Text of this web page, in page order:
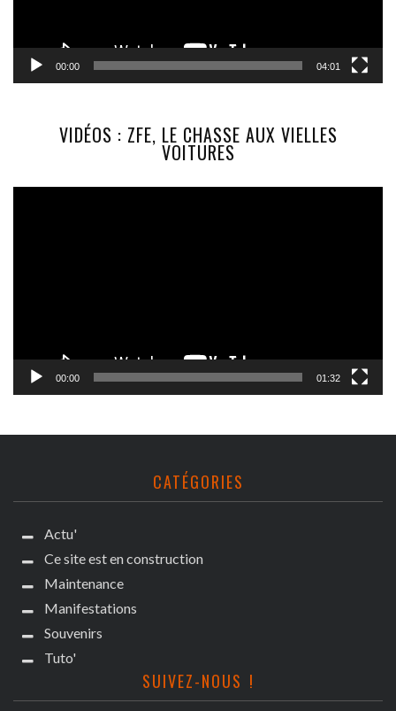
00:00 04:01
VIDÉOS : ZFE, LE CHASSE AUX VIELLES
VOITURES
00:00 01:32
CATÉGORIES
Actu'
Ce site est en construction
Maintenance
Manifestations
Souvenirs
Tuto'
SUIVEZ-NOUS !